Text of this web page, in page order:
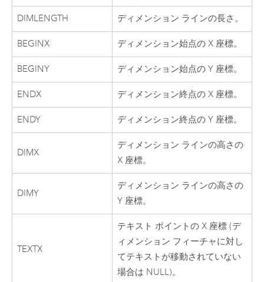
DIMLENGTH ディメンション ラインの長さ。
BEGINX ディメンション始点の X 座標。
BEGINY ディメンション始点の Y 座標。
ENDX ディメンション終点の X 座標。
ENDY ディメンション終点の Y 座標。
DIMX
ディメンション ラインの高さの
X 座標。
DIMY
ディメンション ラインの高さの
Y 座標。
TEXTX
テキスト ポイントの X 座標 (デ
ィメンション フィーチャに対し
てテキストが移動されていない
場合は NULL)。